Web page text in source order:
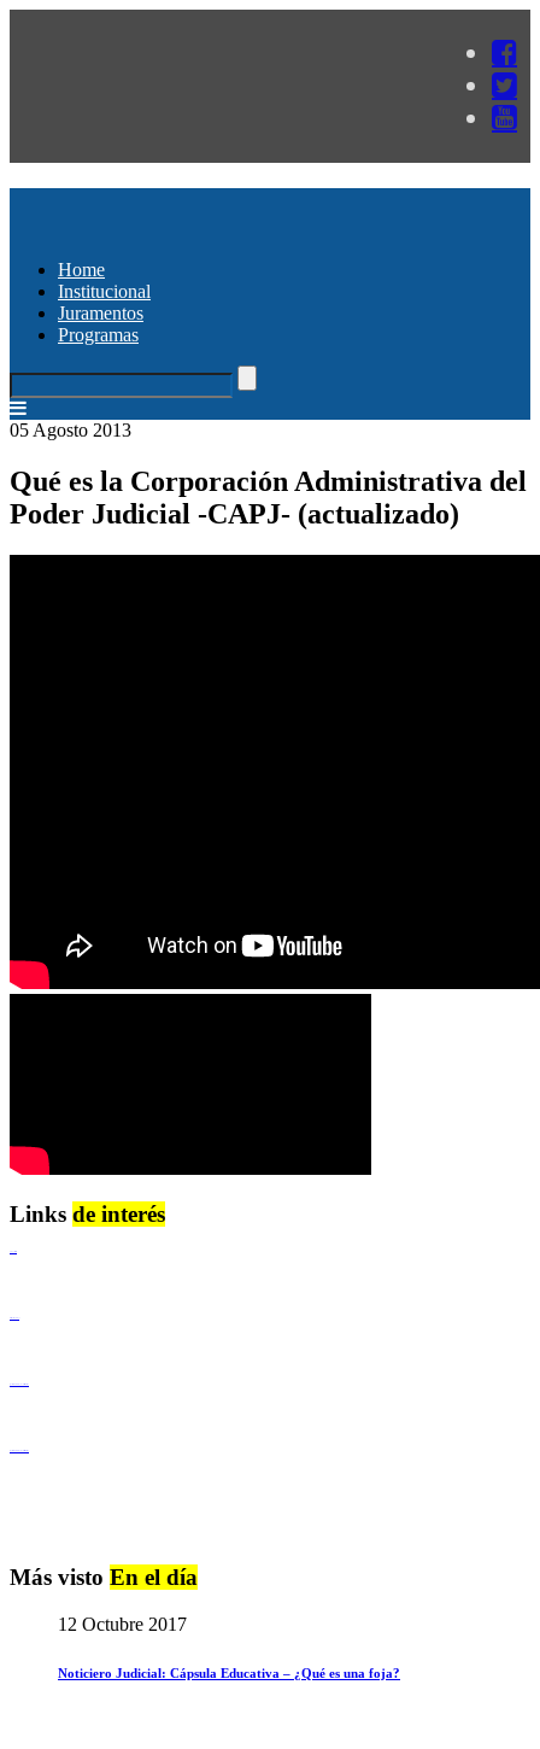
Home
Institucional
Juramentos
Programas
05 Agosto 2013
Qué es la Corporación Administrativa del
Poder Judicial -CAPJ- (actualizado)
Links de interés
Más visto En el día
12 Octubre 2017
Noticiero Judicial: Cápsula Educativa – ¿Qué es una foja?